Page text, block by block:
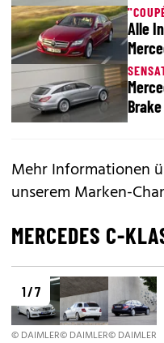
Alle
Brake
Mehr Informationen
unserem Marken-
MERCEDES C-
1 / 7
© DAIMLER© DAIMLER© DAIMLER